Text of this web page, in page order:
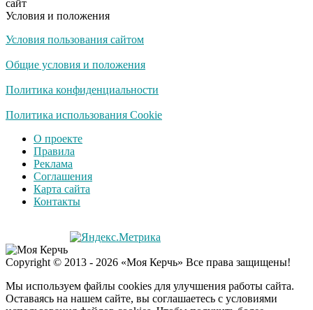
Ролик длится
смеяться вы будете
Королева вагона
оставит равнодушным
Забывший о
патриотизме
Плющенко отправляет
Азербайджан
топтания чувств
сайт
Условия и положения
Условия пользования сайтом
Общие условия и положения
Политика конфиденциальности
Политика использования Cookie
О проекте
Правила
Реклама
Соглашения
Карта сайта
Контакты
Copyright © 2013 - 2026 «Моя Керчь» Все права защищены!
Мы используем файлы cookies для улучшения работы сайта.
Оставаясь на нашем сайте, вы соглашаетесь с условиями